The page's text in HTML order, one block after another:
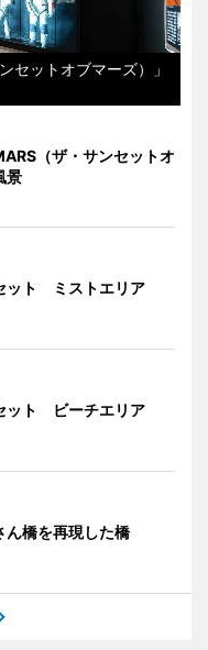
セットオブマーズ）」
（ザ・サンセットオ
景
ット ミストエリア
ット ビーチエリア
ん橋を再現した橋